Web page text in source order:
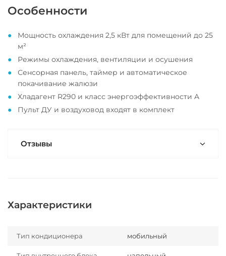
Особенности
Мощность охлаждения 2,5 кВт для помещений до 25
м²
Режимы охлаждения, вентиляции и осушения
Сенсорная панель, таймер и автоматическое
покачивание жалюзи
Хладагент R290 и класс энергоэффективности A
Пульт ДУ и воздуховод входят в комплект
Отзывы
Характеристики
Тип кондиционера мобильный